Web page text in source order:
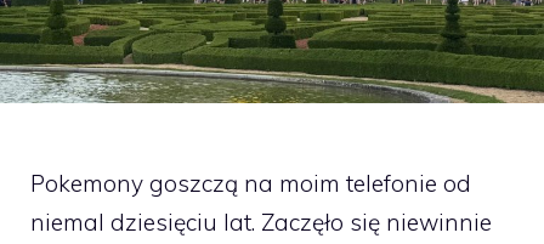
Pokemony goszczą na moim telefonie od
niemal dziesięciu lat. Zaczęło się niewinnie